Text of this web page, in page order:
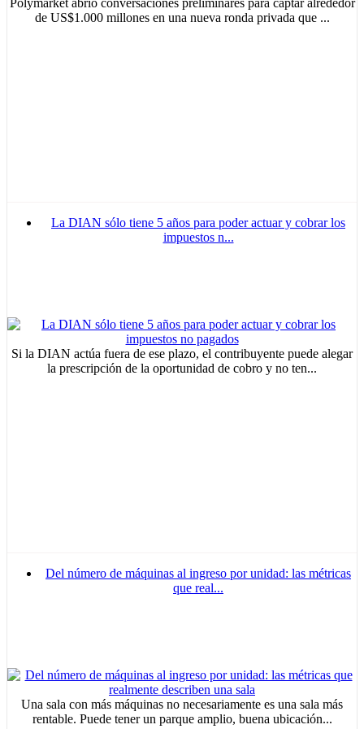
Polymarket abrió conversaciones preliminares para captar alrededor
de US$1.000 millones en una nueva ronda privada que ...
La DIAN sólo tiene 5 años para poder actuar y cobrar los
impuestos n...
Si la DIAN actúa fuera de ese plazo, el contribuyente puede alegar
la prescripción de la oportunidad de cobro y no ten...
Del número de máquinas al ingreso por unidad: las métricas
que real...
Una sala con más máquinas no necesariamente es una sala más
rentable. Puede tener un parque amplio, buena ubicación...